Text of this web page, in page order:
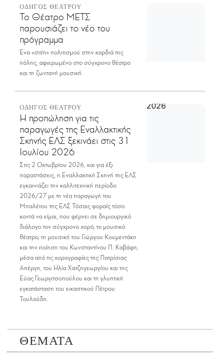
ΟΔΗΓΟΣ ΘΕΑΤΡΟΥ
Το Θέατρο ΜΕΤΣ
παρουσιάζει το νέο του
πρόγραμμα
Ένα «σπίτι» πολιτισμού στην καρδιά της
πόλης, αφιερωμένο στο σύγχρονο θέατρο
και τη ζωντανή μουσική.
ΟΔΗΓΟΣ ΘΕΑΤΡΟΥ
Η προπώληση για τις
παραγωγές της Εναλλακτικής
Σκηνής ΕΛΣ ξεκινάει στις 31
Ιουλίου 2026
Στις 2 Οκτωβρίου 2026, και για έξι
παραστάσεις, η Εναλλακτική Σκηνή της ΕΛΣ
εγκαινιάζει την καλλιτεχνική περίοδο
2026/27 με τη νέα παραγωγή του
Μπαλέτου της ΕΛΣ Τόσαις φοραίς τόσο
κοντά να είμαι, που φέρνει σε δημιουργικό
διάλογο τον σύγχρονο χορό, το μουσικό
θέατρο, τη μουσική του Γιώργου Κουμεντάκη
και την ποίηση του Κωνσταντίνου Π. Καβάφη,
μέσα από τις χορογραφίες της Πατρίσιας
Απέργη, του Ηλία Χατζηγεωργίου και της
Εύας Γεωργιτσοπούλου και τη γλυπτική
εγκατάσταση του εικαστικού Πέτρου
Τουλούδη.
ΘΕΜΑΤΑ